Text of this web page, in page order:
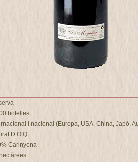
botelles
i nacional (Europa, USA, China, Japó,
D.O.Q.
Carinyena